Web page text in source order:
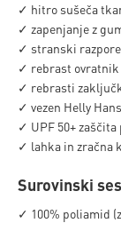
✓ hitro sušeča
✓ zapenjanje z
✓ stranski
✓ rebrast ovratnik
✓ rebrasti
✓ vezen Helly
✓ UPF 50+
✓ lahka in zračna
Surovinski
✓ 100% poliamid